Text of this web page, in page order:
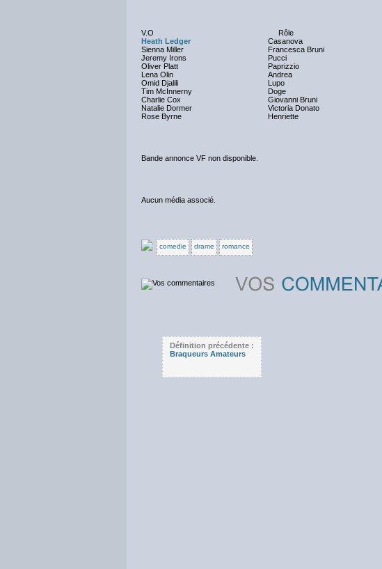
V.O Rôle
Heath Ledger
Casanova
Sienna Miller
Francesca Bruni
Jeremy Irons
Pucci
Oliver Platt
Paprizzio
Lena Olin
Andrea
Omid Djalili
Lupo
Tim McInnerny
Doge
Charlie Cox
Giovanni Bruni
Natalie Dormer
Victoria Donato
Rose Byrne
Henriette
Bande annonce VF non disponible.
Aucun média associé.
comedie drame romance
Définition précédente :
Braqueurs Amateurs